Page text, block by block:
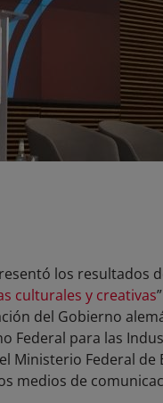
los resultados
culturales y creativas
del Gobierno
Federal para las
Ministerio Federal de
medios de